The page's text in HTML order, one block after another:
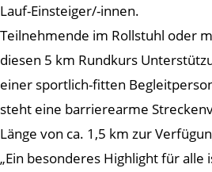
Lauf-Einsteiger/-innen.
Teilnehmende im Rollstuhl oder
diesen 5 km Rundkurs
einer sportlich-fitten
steht eine barrierearme
Länge von ca. 1,5 km zur
„Ein besonderes Highlight für alle